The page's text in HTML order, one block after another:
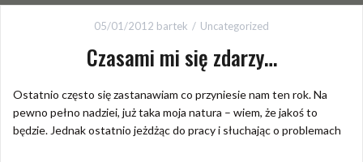
05/01/2012 bartek Uncategorized
Czasami mi się zdarzy…
Ostatnio często się zastanawiam co przyniesie nam ten rok. Na
pewno pełno nadziei, już taka moja natura – wiem, że jakoś to
będzie. Jednak ostatnio jeżdżąc do pracy i słuchając o problemach